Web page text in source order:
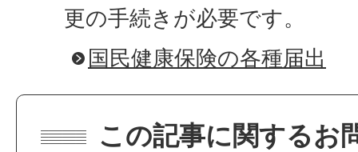
更の手続きが必要です。
国民健康保険の各種届出
この記事に関するお